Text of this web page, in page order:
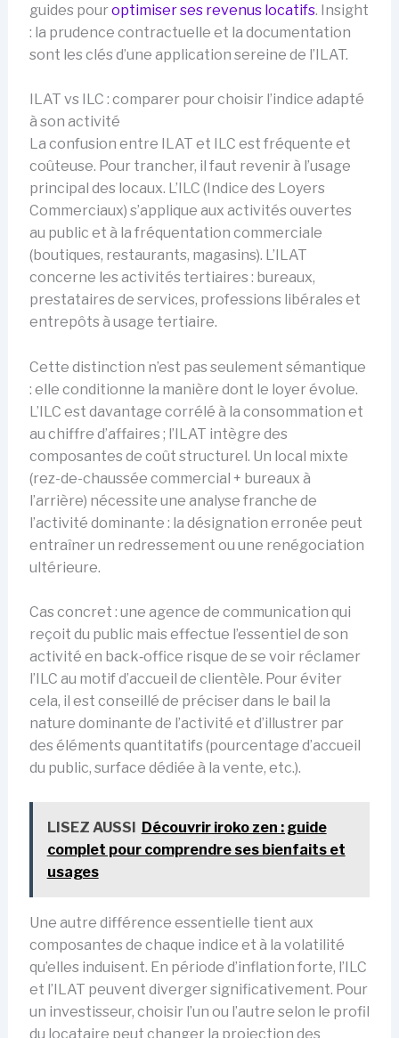
guides pouroptimiser ses revenus locatifs. Insight
: la prudence contractuelle et la documentation
sont les clés d’une application sereine de l’ILAT.
ILAT vs ILC : comparer pour choisir l’indice adapté
à son activité
La confusion entre ILAT et ILC est fréquente et
coûteuse. Pour trancher, il faut revenir à l’usage
principal des locaux. L’ILC (Indice des Loyers
Commerciaux) s’applique aux activités ouvertes
au public et à la fréquentation commerciale
(boutiques, restaurants, magasins). L’ILAT
concerne les activités tertiaires : bureaux,
prestataires de services, professions libérales et
entrepôts à usage tertiaire.
Cette distinction n’est pas seulement sémantique
: elle conditionne la manière dont le loyer évolue.
L’ILC est davantage corrélé à la consommation et
au chiffre d’affaires ; l’ILAT intègre des
composantes de coût structurel. Un local mixte
(rez-de-chaussée commercial + bureaux à
l’arrière) nécessite une analyse franche de
l’activité dominante : la désignation erronée peut
entraîner un redressement ou une renégociation
ultérieure.
Cas concret : une agence de communication qui
reçoit du public mais effectue l’essentiel de son
activité en back‑office risque de se voir réclamer
l’ILC au motif d’accueil de clientèle. Pour éviter
cela, il est conseillé de préciser dans le bail la
nature dominante de l’activité et d’illustrer par
des éléments quantitatifs (pourcentage d’accueil
du public, surface dédiée à la vente, etc.).
LISEZ AUSSI Découvrir iroko zen : guide
complet pour comprendre ses bienfaits et
usages
Une autre différence essentielle tient aux
composantes de chaque indice et à la volatilité
qu’elles induisent. En période d’inflation forte, l’ILC
et l’ILAT peuvent diverger significativement. Pour
un investisseur, choisir l’un ou l’autre selon le profil
du locataire peut changer la projection des